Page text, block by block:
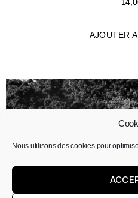
Nous utilisons des cookies pour
AJOUTER